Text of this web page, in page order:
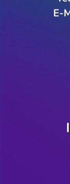
E-